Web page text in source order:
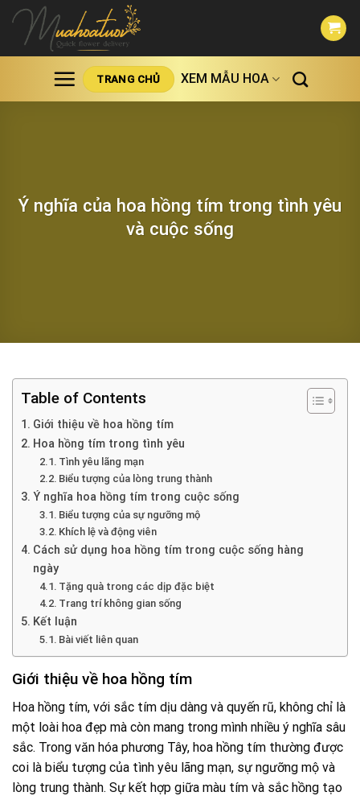
Skip
content
TRANG CHỦ XEM MẪU HOA
Ý nghĩa của hoa hồng tím trong tình yêu
và cuộc sống
Table of Contents
Giới thiệu về hoa hồng tím
Hoa hồng tím trong tình yêu
Tình yêu lãng mạn
Biểu tượng của lòng trung thành
Ý nghĩa hoa hồng tím trong cuộc sống
Biểu tượng của sự ngưỡng mộ
Khích lệ và động viên
Cách sử dụng hoa hồng tím trong cuộc sống hàng
ngày
Tặng quà trong các dịp đặc biệt
Trang trí không gian sống
Kết luận
Bài viết liên quan
Giới thiệu về hoa hồng tím
Hoa hồng tím, với sắc tím dịu dàng và quyến rũ, không chỉ là
một loài hoa đẹp mà còn mang trong mình nhiều ý nghĩa sâu
sắc. Trong văn hóa phương Tây, hoa hồng tím thường được
coi là biểu tượng của tình yêu lãng mạn, sự ngưỡng mộ và
lòng trung thành. Sự kết hợp giữa màu tím và sắc hồng tạo